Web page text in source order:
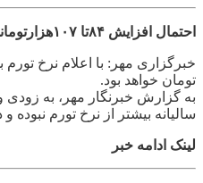
احتمال افزایش ۸۴تا ۱۰۷هزارتومانی مزد ۹۵ کارگران
تومان خواهد بود.
سالیانه بیشتر از نرخ تورم
لینک ادامه خبر